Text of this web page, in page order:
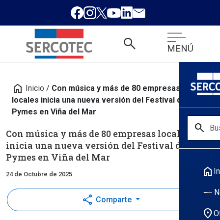
search MENÚ
search
home
location_on
home Inicio / Con música y más de 80 empresas
locales inicia una nueva versión del Festival de las
Pymes en Viña del Mar
Con música y más de 80 empresas locales
inicia una nueva versión del Festival de las
Pymes en Viña del Mar
24 de Octubre de 2025
share Comparte